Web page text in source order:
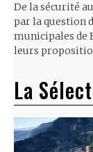
De la sécurité
par la question
municipales de
leurs
La